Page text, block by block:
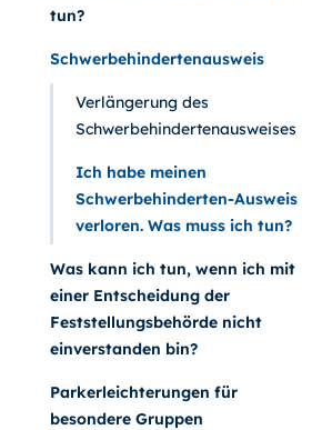
tun?
Schwerbehindertenausweis
Verlängerung des
Schwerbehindertenausweises
Ich habe meinen
Schwerbehinderten-Ausweis
verloren. Was muss ich tun?
Was kann ich tun, wenn ich mit
einer Entscheidung der
Feststellungsbehörde nicht
einverstanden bin?
Parkerleichterungen für
besondere Gruppen